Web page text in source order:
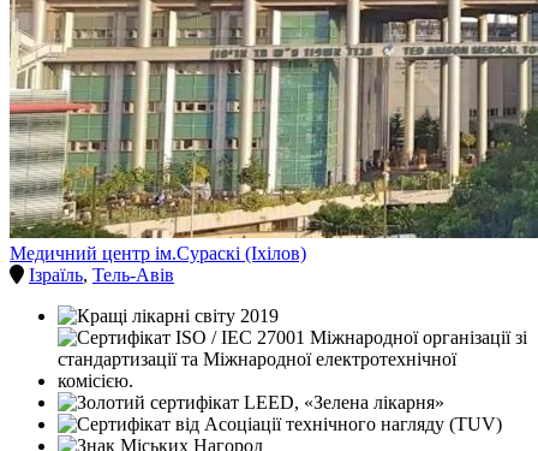
Медичний центр ім.Сураскі (Іхілов)
Ізраїль, Тель-Авів